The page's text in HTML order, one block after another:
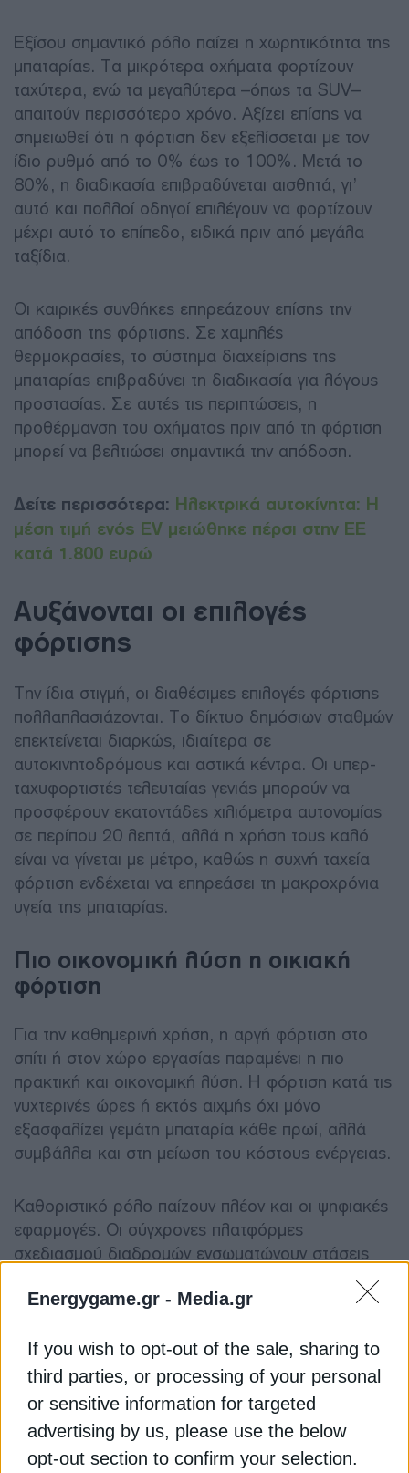
Energygame.gr - Media.gr
If you wish to opt-out of the sale, sharing to
third parties, or processing of your personal
or sensitive information for targeted
advertising by us, please use the below
opt-out section to confirm your selection.
Εξίσου σημαντικό ρόλο παίζει η χωρητικότητα της
μπαταρίας. Τα μικρότερα οχήματα φορτίζουν
ταχύτερα, ενώ τα μεγαλύτερα –όπως τα SUV–
απαιτούν περισσότερο χρόνο. Αξίζει επίσης να
σημειωθεί ότι η φόρτιση δεν εξελίσσεται με τον
ίδιο ρυθμό από το 0% έως το 100%. Μετά το
80%, η διαδικασία επιβραδύνεται αισθητά, γι’
αυτό και πολλοί οδηγοί επιλέγουν να φορτίζουν
μέχρι αυτό το επίπεδο, ειδικά πριν από μεγάλα
ταξίδια.
Οι καιρικές συνθήκες επηρεάζουν επίσης την
απόδοση της φόρτισης. Σε χαμηλές
θερμοκρασίες, το σύστημα διαχείρισης της
μπαταρίας επιβραδύνει τη διαδικασία για λόγους
προστασίας. Σε αυτές τις περιπτώσεις, η
προθέρμανση του οχήματος πριν από τη φόρτιση
μπορεί να βελτιώσει σημαντικά την απόδοση.
Δείτε περισσότερα: Ηλεκτρικά αυτοκίνητα: Η
μέση τιμή ενός EV μειώθηκε πέρσι στην ΕΕ
κατά 1.800 ευρώ
Αυξάνονται οι επιλογές
φόρτισης
Την ίδια στιγμή, οι διαθέσιμες επιλογές φόρτισης
πολλαπλασιάζονται. Το δίκτυο δημόσιων σταθμών
επεκτείνεται διαρκώς, ιδιαίτερα σε
αυτοκινητοδρόμους και αστικά κέντρα. Οι υπερ-
ταχυφορτιστές τελευταίας γενιάς μπορούν να
προσφέρουν εκατοντάδες χιλιόμετρα αυτονομίας
σε περίπου 20 λεπτά, αλλά η χρήση τους καλό
είναι να γίνεται με μέτρο, καθώς η συχνή ταχεία
φόρτιση ενδέχεται να επηρεάσει τη μακροχρόνια
υγεία της μπαταρίας.
Πιο οικονομική λύση η οικιακή
φόρτιση
Για την καθημερινή χρήση, η αργή φόρτιση στο
σπίτι ή στον χώρο εργασίας παραμένει η πιο
πρακτική και οικονομική λύση. Η φόρτιση κατά τις
νυχτερινές ώρες ή εκτός αιχμής όχι μόνο
εξασφαλίζει γεμάτη μπαταρία κάθε πρωί, αλλά
συμβάλλει και στη μείωση του κόστους ενέργειας.
Καθοριστικό ρόλο παίζουν πλέον και οι ψηφιακές
εφαρμογές. Οι σύγχρονες πλατφόρμες
σχεδιασμού διαδρομών ενσωματώνουν στάσεις
φόρτισης, υποδεικνύουν διαθέσιμους σταθμούς
και προσαρμόζουν τη διαδρομή με βάση την
προετοιμάζουν τη μπαταρία πριν από την άφιξη σε
ταχυφορτιστή, μειώνοντας ακόμη περισσότερο τον
χρόνο φόρτισης.
Η σωστή διαχείριση της φόρτισης δεν είναι απλώς